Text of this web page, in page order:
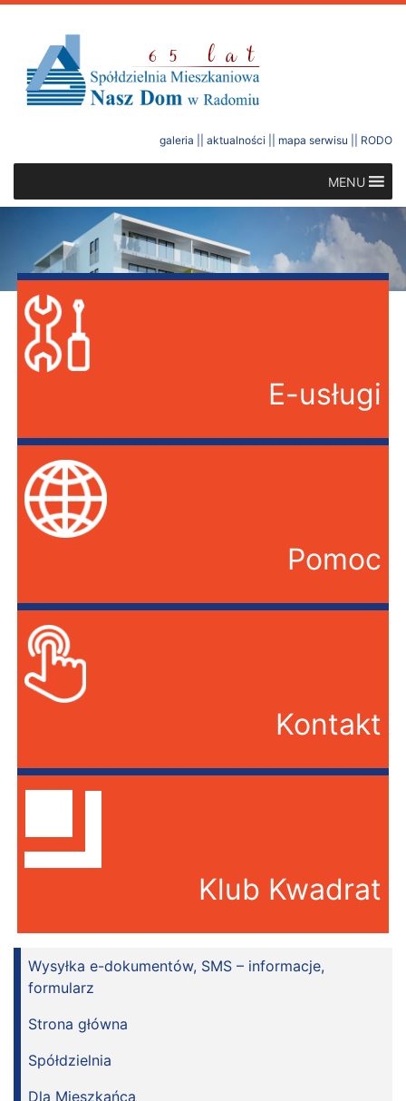
galeria aktualności mapa serwisu RODO
MENU
E-usługi
Pomoc
Kontakt
Klub Kwadrat
Wysyłka e-dokumentów, SMS – informacje,
formularz
Strona główna
Spółdzielnia
Dla Mieszkańca